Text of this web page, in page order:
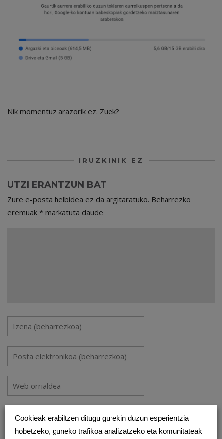
Nik momentuz arazorik ez. Zuek?
IRUZKINIK EZ
UTZI ERANTZUN BAT
Zure e-posta helbidea ez da argitaratuko. Beharrezko
eremuak * markatuta daude
komentatzen dudan hurrengorako.
Cookieak erabiltzen ditugu gurekin duzun esperientzia
hobetzeko, guneko trafikoa analizatzeko eta komunitateak